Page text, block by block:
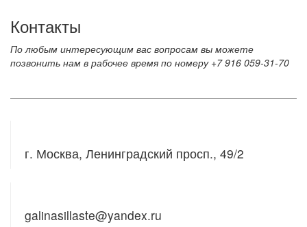
Контакты
По любым интересующим вас вопросам вы можете
позвонить нам в рабочее время по номеру +7 916 059-31-70
г. Москва, Ленинградский просп., 49/2
galinasillaste@yandex.ru